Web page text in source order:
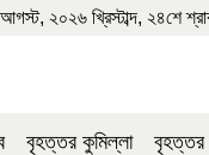
২০২৬ খ্রিস্টাব্দ, ২৪শে
বৃহত্তর কুমিল্লা বৃহত্তর